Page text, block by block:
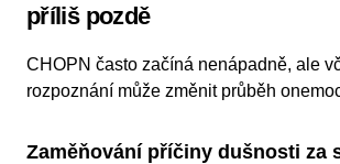
příliš pozdě
CHOPN často začíná nenápadně, ale
rozpoznání může změnit průběh
Zaměňování příčiny dušnosti za